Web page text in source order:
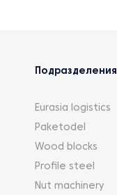
Подразделения
Eurasia logistics
Paketodel
Wood blocks
Profile steel
Nut machinery